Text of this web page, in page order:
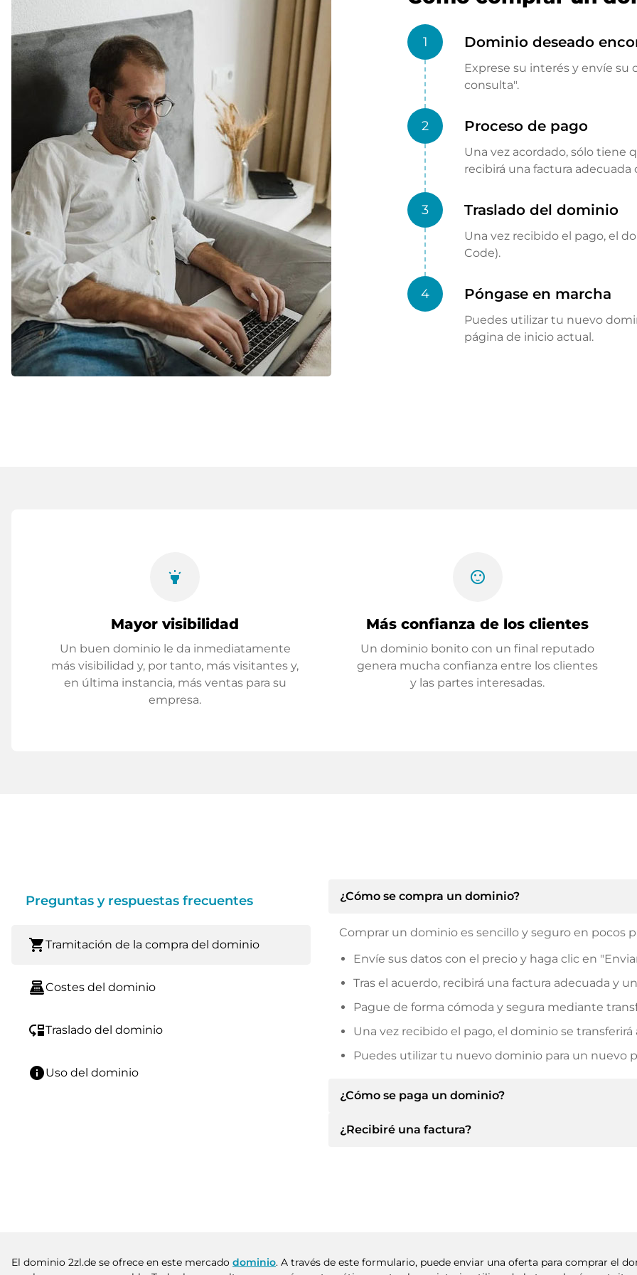
1 Dominio deseado
Exprese su interés y envíe
consulta".
2 Proceso de pago
Una vez acordado, sólo tiene
recibirá una factura
3 Traslado del dominio
Una vez recibido el pago, el
Code).
4 Póngase en marcha
Puedes utilizar tu nuevo
página de inicio actual.
highlight
Mayor visibilidad
Un buen dominio le da inmediatamente
más visibilidad y, por tanto, más visitantes y,
en última instancia, más ventas para su
empresa.
sentiment_satisfied
Más confianza de los clientes
Un dominio bonito con un final reputado
genera mucha confianza entre los clientes
y las partes interesadas.
Preguntas y respuestas frecuentes
shopping_cartTramitación de la compra del dominio
point_of_saleCostes del dominio
move_downTraslado del dominio
infoUso del dominio
¿Cómo se compra un dominio?
Comprar un dominio es sencillo y seguro en pocos
Envíe sus datos con el precio y haga clic en
Tras el acuerdo, recibirá una factura adecuada y
Pague de forma cómoda y segura mediante
Una vez recibido el pago, el dominio se
Puedes utilizar tu nuevo dominio para un nuevo
¿Cómo se paga un dominio?
Tras llegar a un acuerdo, el propietario le informará
¿Recibiré una factura?
El dominio 2zl.de se ofrece en este mercado dominio. A través de este formulario, puede enviar una oferta para comprar el